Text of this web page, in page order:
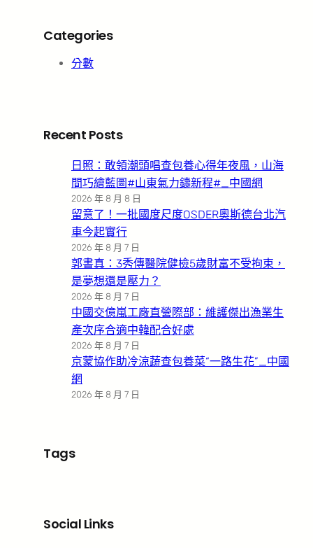
Categories
分數
Recent Posts
日照：敢領潮頭唱查包養心得年夜風，山海
間巧繪藍圖#山東氣力鑄新程#_中國網
2026 年 8 月 8 日
留意了！一批國度尺度OSDER奧斯德台北汽
車今起實行
2026 年 8 月 7 日
郭書真：3秀傳醫院健檢5歲財富不受拘束，
是夢想還是壓力？
2026 年 8 月 7 日
中國交億嵐工廠直營際部：維護傑出漁業生
產次序合適中韓配合好處
2026 年 8 月 7 日
京蒙協作助冷涼蔬查包養菜“一路生花”_中國
網
2026 年 8 月 7 日
Tags
Social Links